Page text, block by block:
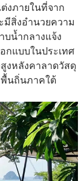
งภายในที่จาก
มีสิ่งอำนวยความ
น้ำกลางแจ้ง
กแบบในประเทศ
งหลังคาลาดวัสดุ
พื้นถิ่นภาคใต้